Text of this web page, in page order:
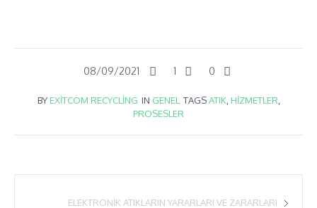
08/09/2021 1 0
BYEXITCOM RECYCLING IN GENEL TAGSATIK,HIZMETLER,
PROSESLER
ELEKTRONIK ATIKLARIN YARARLARI VE ZARARLARI